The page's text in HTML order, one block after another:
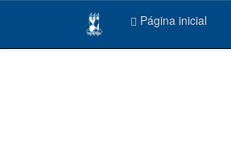
Página inicial